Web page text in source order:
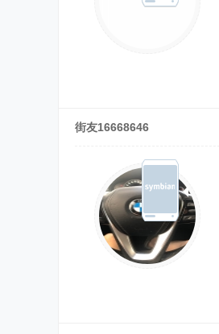
街友16668646